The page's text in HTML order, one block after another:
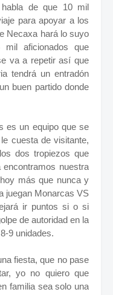
habla de que 10 mil
para apoyar a los
Necaxa hará lo suyo
mil aficionados que
va a repetir así que
tendrá un entradón
buen partido donde
es un equipo que se
cuesta de visitante,
dos tropiezos que
nuestra
más que nunca y
juegan Monarcas VS
ir puntos si o si
de autoridad en la
9 unidades.
fiesta, que no pase
yo no quiero que
familia sea solo una